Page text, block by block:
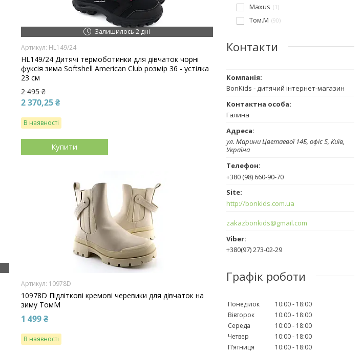
Залишилось 2 дні
HL149/24
HL149/24 Дитячі термоботинки для дівчаток чорні
фуксія зима Softshell American Club розмір 36 - устілка
23 см
2 495 ₴
2 370,25 ₴
В наявності
Купити
10978D
10978D Підліткові кремові черевики для дівчаток на
зиму ТомМ
1 499 ₴
В наявності
Maxus 1
Том.М 90
Контакти
BonKids - дитячий інтернет-магазин
Галина
ул. Марини Цветаевої 14Б, офіс 5, Київ,
Україна
+380 (98) 660-90-70
http://bonkids.com.ua
zakazbonkids@gmail.com
+380(97) 273-02-29
Графік роботи
Понеділок 10:00
18:00
Вівторок
10:00
18:00
Середа
10:00
18:00
Четвер
10:00
18:00
Пʼятниця
10:00
18:00